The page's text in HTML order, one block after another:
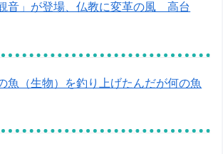
音」が登場、仏教に変革の風 高台
魚（生物）を釣り上げたんだが何の魚